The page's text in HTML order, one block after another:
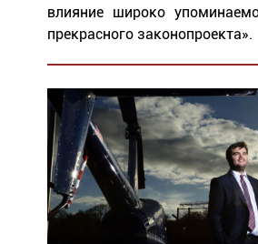
влияние широко
прекрасного законопроекта».